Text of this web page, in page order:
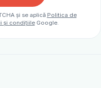
și se aplică Politica de
și condițiileGoogle.